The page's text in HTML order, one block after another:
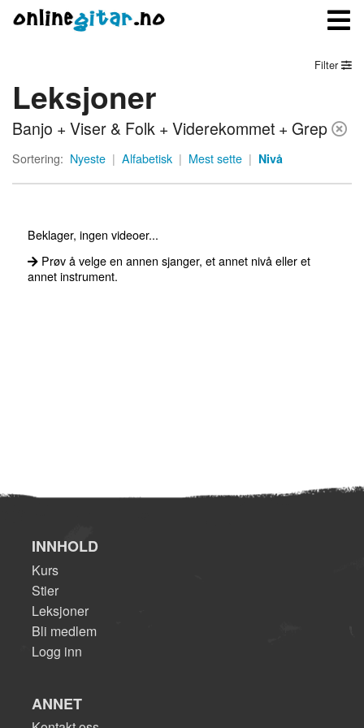
Meny
Logg inn
Filter
Leksjoner
Banjo + Viser & Folk + Viderekommet + Grep
Sortering: Nyeste | Alfabetisk | Mest sette | Nivå
Beklager, ingen videoer...
Prøv å velge en annen sjanger, et annet nivå eller et
annet instrument.
INNHOLD
Kurs
Stier
Leksjoner
Bli medlem
Logg inn
ANNET